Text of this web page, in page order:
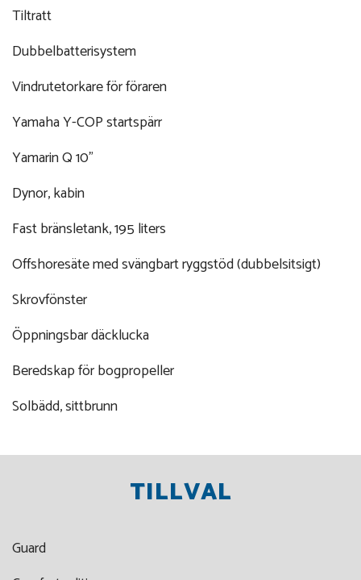
Tiltratt
Dubbelbatterisystem
Vindrutetorkare för föraren
Yamaha Y-COP startspärr
Yamarin Q 10”
Dynor, kabin
Fast bränsletank, 195 liters
Offshoresäte med svängbart ryggstöd (dubbelsitsigt)
Skrovfönster
Öppningsbar däcklucka
Beredskap för bogpropeller
Solbädd, sittbrunn
TILLVAL
Guard